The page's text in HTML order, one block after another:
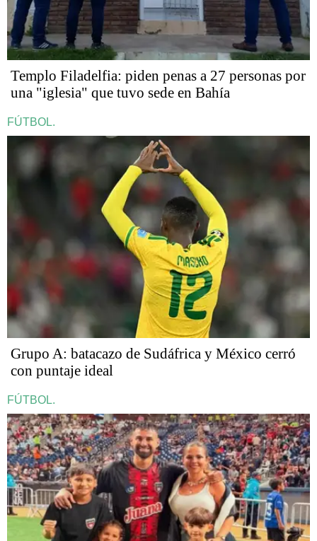
​​​​​Templo Filadelfia: piden penas a 27 personas por
una "iglesia" que tuvo sede en Bahía
FÚTBOL.
Grupo A: batacazo de Sudáfrica y México cerró
con puntaje ideal
FÚTBOL.